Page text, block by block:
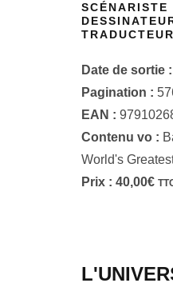
SCÉNARISTE
Date de sortie :
Pagination :
EAN :
Contenu vo :
World's
Prix : 40,00€